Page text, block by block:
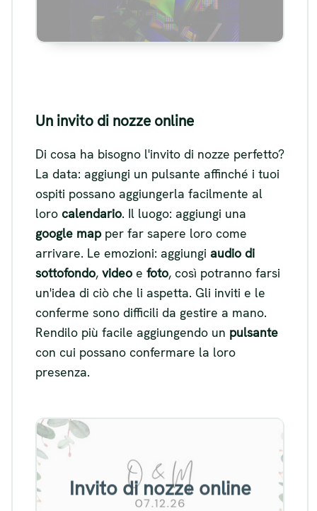
Un invito di nozze online
Di cosa ha bisogno l'invito di nozze perfetto?
La data: aggiungi un pulsante affinché i tuoi
ospiti possano aggiungerla facilmente al
loro calendario. Il luogo: aggiungi una
google mapper far sapere loro come
arrivare. Le emozioni: aggiungi audio di
sottofondo, video e foto, così potranno farsi
un'idea di ciò che li aspetta. Gli inviti e le
conferme sono difficili da gestire a mano.
Rendilo più facile aggiungendo un pulsante
con cui possano confermare la loro
presenza.
Invito di nozze online
Esempio di invito di nozze
online